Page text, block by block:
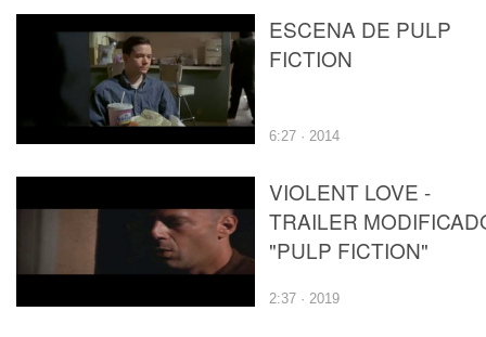
ESCENA DE PULP
FICTION
6:27 · 2014
VIOLENT LOVE -
TRAILER
"PULP FICTION"
2:37 · 2019